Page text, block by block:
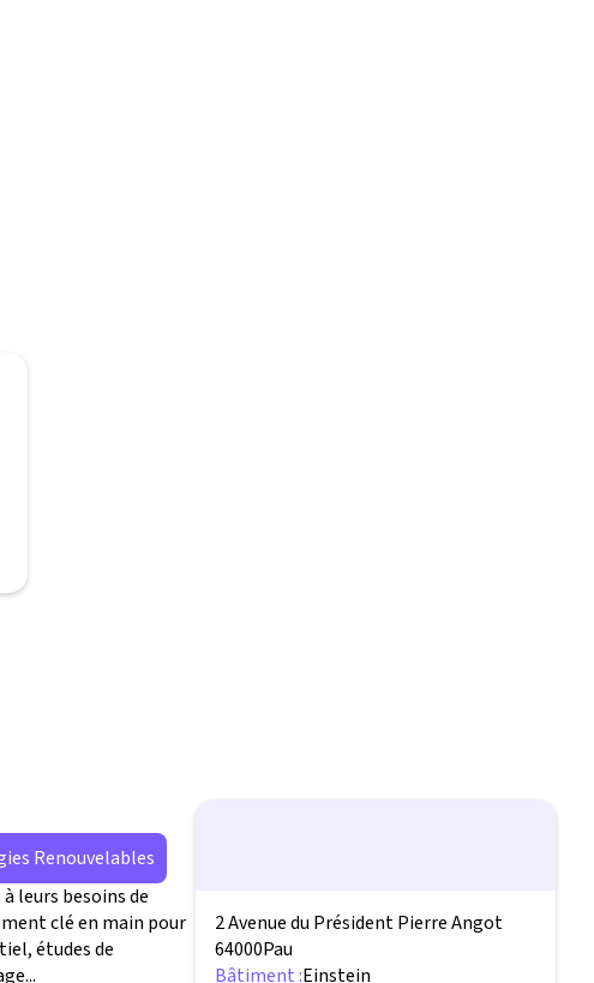
Renouvelables
leurs besoins de
clé en main pour
études de
2 Avenue du Président Pierre Angot
64000Pau
Bâtiment :Einstein